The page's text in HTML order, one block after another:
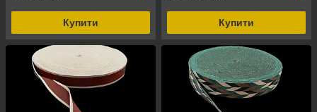
Купити Купити